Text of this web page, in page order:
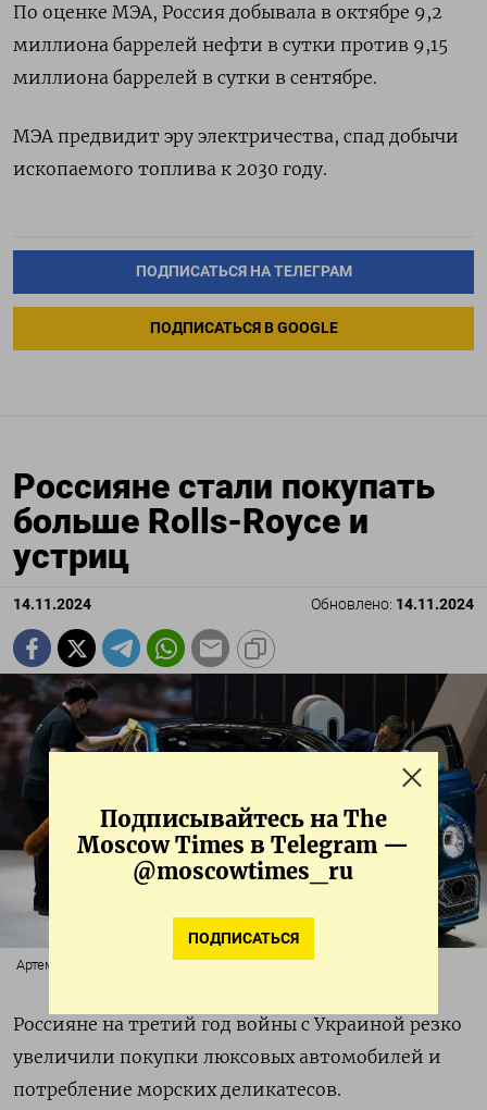
Подписывайтесь на The
Moscow Times в Telegram —
@moscowtimes_ru
ПОДПИСАТЬСЯ
По оценке МЭА, Россия добывала в октябре 9,2
миллиона баррелей нефти в сутки против 9,15
миллиона баррелей в сутки в сентябре.
МЭА предвидит эру электричества, спад добычи
ископаемого топлива к 2030 году.
ПОДПИСАТЬСЯ НА ТЕЛЕГРАМ
ПОДПИСАТЬСЯ В GOOGLE
Россияне стали покупать
больше Rolls-Royce и
устриц
14.11.2024 Обновлено: 14.11.2024
Артем Иванов / ТАСС
Россияне на третий год войны с Украиной резко
увеличили покупки люксовых автомобилей и
потребление морских деликатесов.